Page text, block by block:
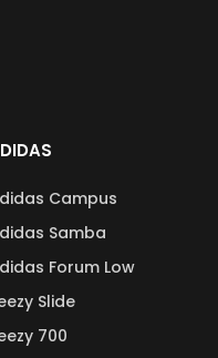
Campus
Samba
Forum Low
Slide
700